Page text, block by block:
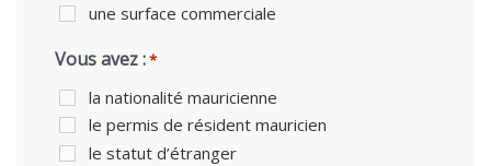
une surface commerciale
Vous avez :*
la nationalité mauricienne
le permis de résident mauricien
le statut d’étranger